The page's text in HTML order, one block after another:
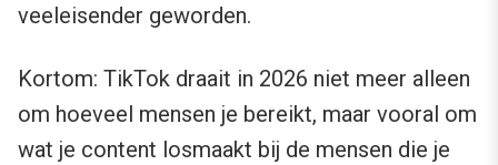
veeleisender geworden.
Kortom: TikTok draait in 2026 niet meer alleen
om hoeveel mensen je bereikt, maar vooral om
wat je content losmaakt bij de mensen die je